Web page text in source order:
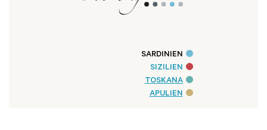
SARDINIEN
SIZILIEN
TOSKANA
APULIEN